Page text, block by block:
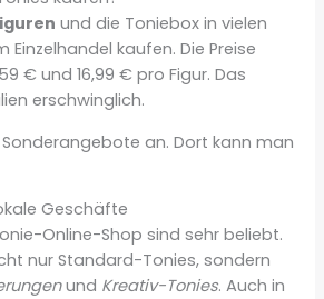
und die Toniebox in vielen
Einzelhandel kaufen. Die Preise
€ und 16,99 € pro Figur. Das
erschwinglich.
an. Dort kann man
Geschäfte
Online-Shop sind sehr beliebt.
nur Standard-Tonies, sondern
und Kreativ-Tonies. Auch in